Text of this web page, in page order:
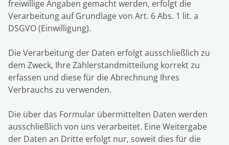
freiwillige Angaben gemacht werden, erfolgt die
Verarbeitung auf Grundlage von Art. 6 Abs. 1 lit. a
DSGVO (Einwilligung).
Die Verarbeitung der Daten erfolgt ausschließlich zu
dem Zweck, Ihre Zählerstandmitteilung korrekt zu
erfassen und diese für die Abrechnung Ihres
Verbrauchs zu verwenden.
Die über das Formular übermittelten Daten werden
ausschließlich von uns verarbeitet. Eine Weitergabe
der Daten an Dritte erfolgt nur, soweit dies für die